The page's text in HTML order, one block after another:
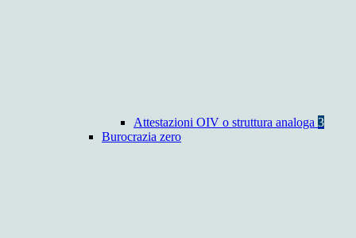
Attestazioni OIV o struttura analoga 3
Burocrazia zero